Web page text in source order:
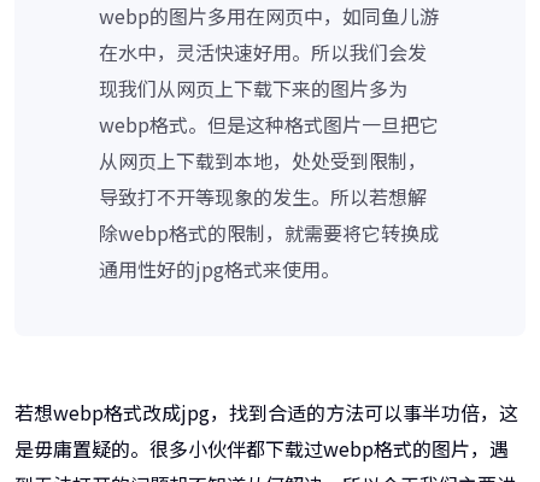
webp的图片多用在网页中，如同鱼儿游
在水中，灵活快速好用。所以我们会发
现我们从网页上下载下来的图片多为
webp格式。但是这种格式图片一旦把它
从网页上下载到本地，处处受到限制，
导致打不开等现象的发生。所以若想解
除webp格式的限制，就需要将它转换成
通用性好的jpg格式来使用。
若想webp格式改成jpg，找到合适的方法可以事半功倍，这
是毋庸置疑的。很多小伙伴都下载过webp格式的图片，遇